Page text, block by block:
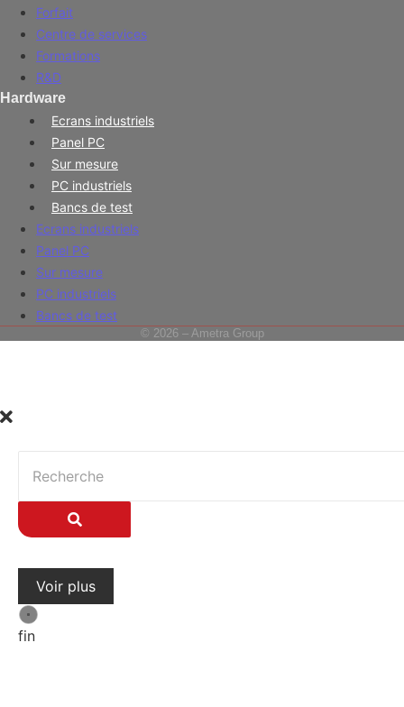
Forfait
Centre de services
Formations
R&D
Hardware
Ecrans industriels
Panel PC
Sur mesure
PC industriels
Bancs de test
Ecrans industriels
Panel PC
Sur mesure
PC industriels
Bancs de test
© 2026 – Ametra Group
Voir plus
fin